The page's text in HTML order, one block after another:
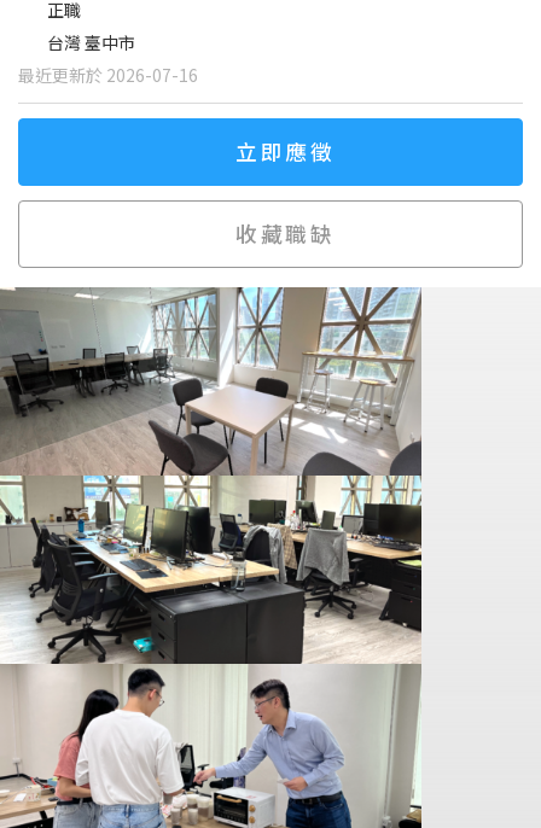
正職
台灣 臺中市
最近更新於 2026-07-16
立即應徵
收藏職缺